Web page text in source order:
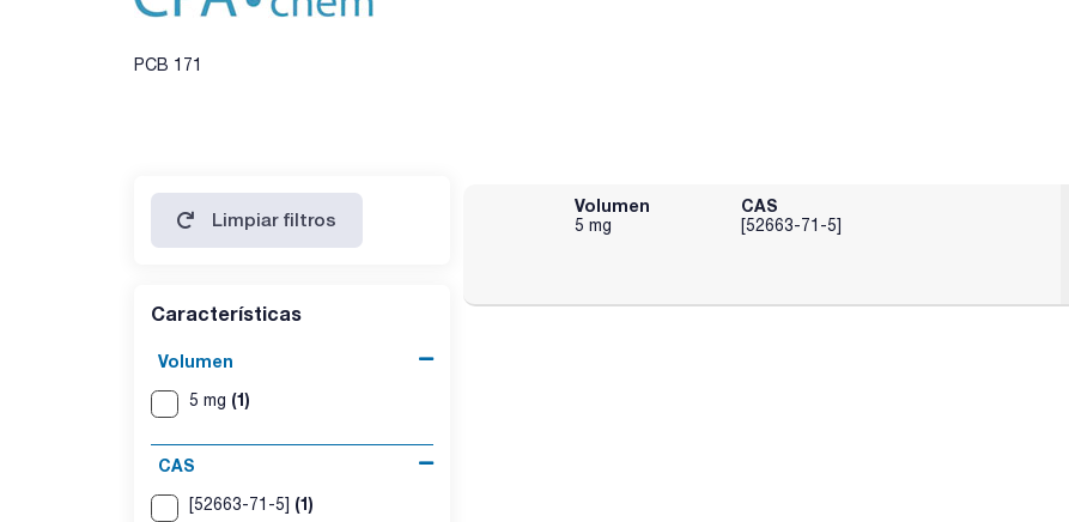
PCB 171
Limpiar filtros
Características
Volumen
5 mg (1)
CAS
[52663-71-5] (1)
Volumen
5 mg
CAS
[52663-71-5]